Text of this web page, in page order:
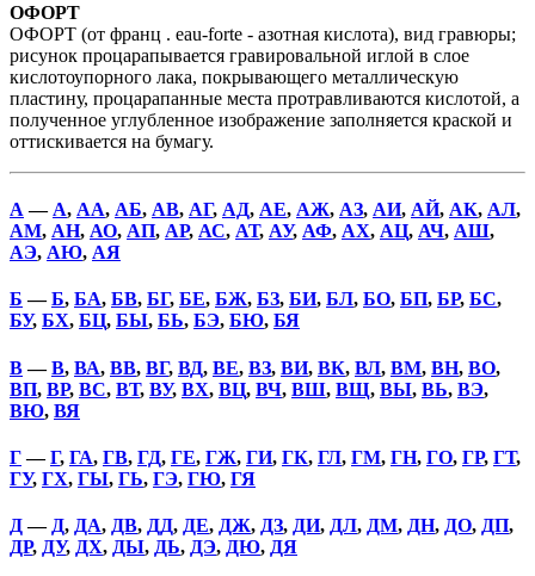
ОФОРТ
ОФОРТ (от франц . eau-forte - азотная кислота), вид гравюры;
рисунок процарапывается гравировальной иглой в слое
кислотоупорного лака, покрывающего металлическую
пластину, процарапанные места протравливаются кислотой, а
полученное углубленное изображение заполняется краской и
оттискивается на бумагу.
А — А, АА, АБ, АВ, АГ, АД, АЕ, АЖ, АЗ, АИ, АЙ, АК, АЛ,
АМ, АН, АО, АП, АР, АС, АТ, АУ, АФ, АХ, АЦ, АЧ, АШ,
АЭ, АЮ, АЯ
Б —Б, БА, БВ, БГ, БЕ, БЖ, БЗ, БИ, БЛ, БО, БП, БР, БС,
БУ, БХ, БЦ, БЫ, БЬ, БЭ, БЮ, БЯ
В—В, ВА, ВВ, ВГ, ВД, ВЕ, ВЗ, ВИ, ВК, ВЛ, ВМ, ВН, ВО,
ВП, ВР, ВС, ВТ, ВУ, ВХ, ВЦ, ВЧ, ВШ, ВЩ, ВЫ, ВЬ, ВЭ,
ВЮ, ВЯ
Г—Г, ГА, ГВ, ГД, ГЕ, ГЖ, ГИ, ГК, ГЛ, ГМ, ГН, ГО, ГР, ГТ,
ГУ, ГХ, ГЫ, ГЬ, ГЭ, ГЮ, ГЯ
Д— Д, ДА, ДВ, ДД, ДЕ, ДЖ, ДЗ, ДИ, ДЛ, ДМ, ДН, ДО, ДП,
ДР, ДУ, ДХ, ДЫ, ДЬ, ДЭ, ДЮ, ДЯ